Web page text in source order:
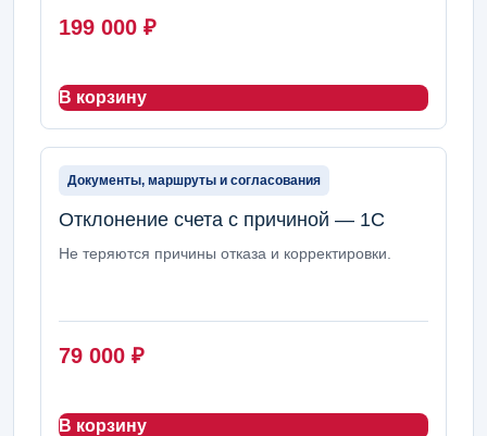
199 000 ₽
В корзину
Документы, маршруты и согласования
Отклонение счета с причиной — 1С
Не теряются причины отказа и корректировки.
79 000 ₽
В корзину